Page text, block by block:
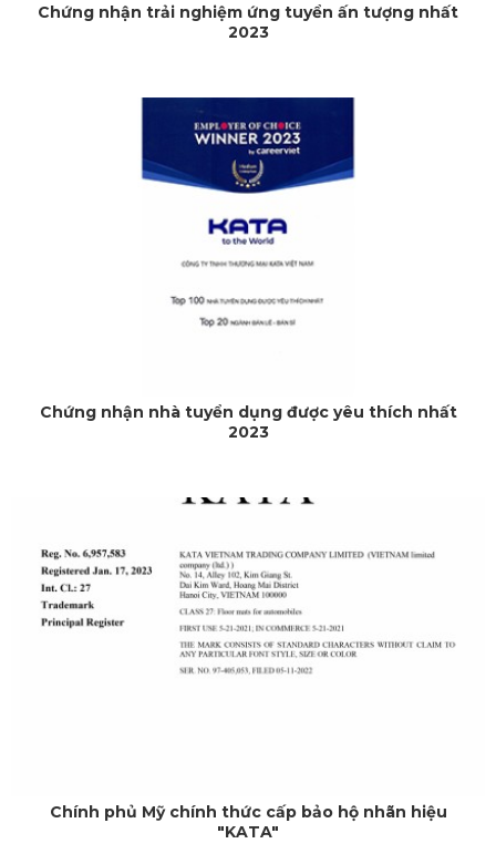
Chứng nhận trải nghiệm ứng tuyển ấn tượng nhất
2023
Chứng nhận nhà tuyển dụng được yêu thích nhất
2023
Chính phủ Mỹ chính thức cấp bảo hộ nhãn hiệu
"KATA"